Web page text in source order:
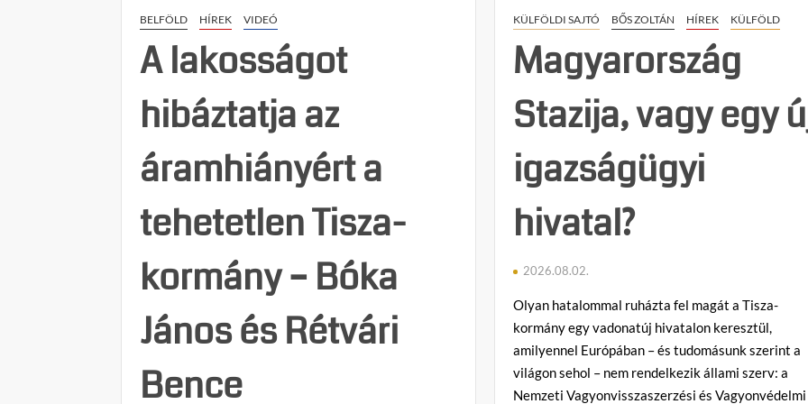
zsebébe
vissza
adót
a
kormány
BELFÖLD HÍREK VIDEÓ
A lakosságot
hibáztatja az
áramhiányért a
tehetetlen Tisza-
kormány – Bóka
János és Rétvári
Bence
KÜLFÖLDI SAJTÓ BŐS ZOLTÁN HÍREK KÜLFÖLD
Magyarország
Stazija, vagy egy
igazságügyi
hivatal?
2026.08.02.
Olyan hatalommal ruházta fel magát a Tisza-
kormány egy vadonatúj hivatalon keresztül,
amilyennel Európában – és tudomásunk szerint a
világon sehol – nem rendelkezik állami szerv: a
Nemzeti Vagyonvisszaszerzési és